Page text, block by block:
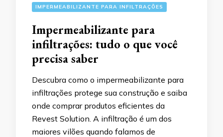
IMPERMEABILIZANTE PARA INFILTRAÇÕES
Impermeabilizante para
infiltrações: tudo o que você
precisa saber
Descubra como o impermeabilizante para
infiltrações protege sua construção e saiba
onde comprar produtos eficientes da
Revest Solution. A infiltração é um dos
maiores vilões quando falamos de